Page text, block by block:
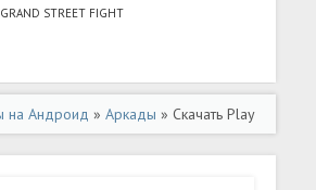
GRAND STREET FIGHT
на Андроид »Аркады » Скачать Play
монет) на Андроид